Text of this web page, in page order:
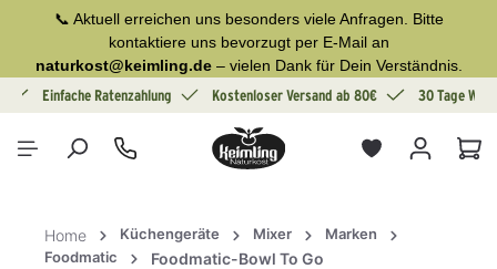
springen
📞 Aktuell erreichen uns besonders viele Anfragen. Bitte
kontaktiere uns bevorzugt per E-Mail an
naturkost@keimling.de– vielen Dank für Dein Verständnis.
Einfache Ratenzahlung Kostenloser Versand ab 80€ 30 Tage
Home Küchengeräte Mixer
Marken
Foodmatic
Foodmatic-Bowl To Go